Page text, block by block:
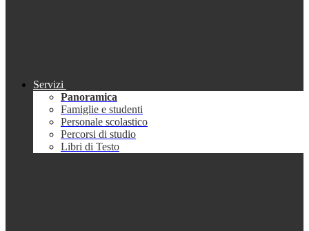
Servizi
Panoramica
Famiglie e studenti
Personale scolastico
Percorsi di studio
Libri di Testo